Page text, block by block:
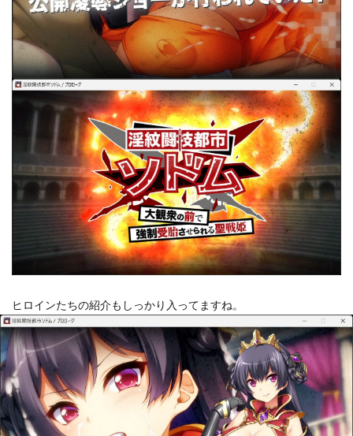
ヒロインたちの紹介もしっかり入ってますね。